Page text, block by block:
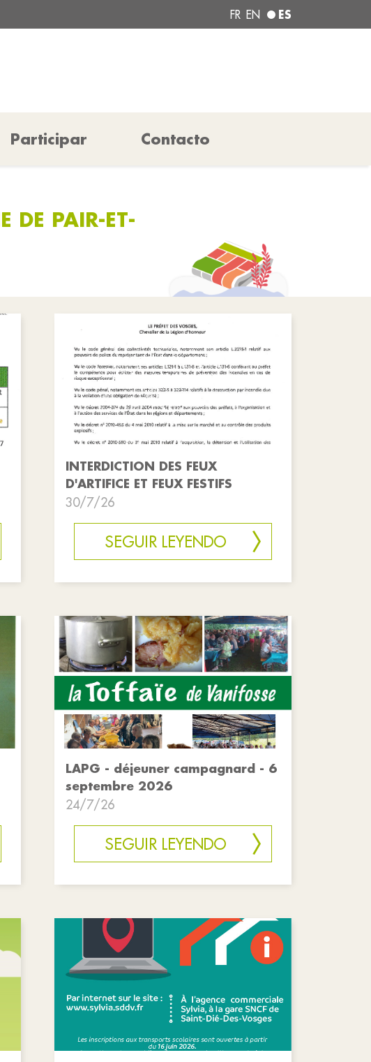
FR EN ES
Participar Contacto
DE PAIR-ET-
INTERDICTION DES FEUX
D'ARTIFICE ET FEUX FESTIFS
30/7/26
SEGUIR LEYENDO
LAPG - déjeuner campagnard - 6
septembre 2026
24/7/26
SEGUIR LEYENDO